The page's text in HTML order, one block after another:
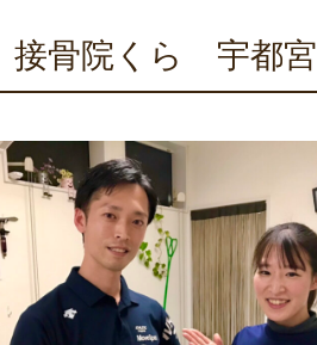
骨院くら 宇都宮